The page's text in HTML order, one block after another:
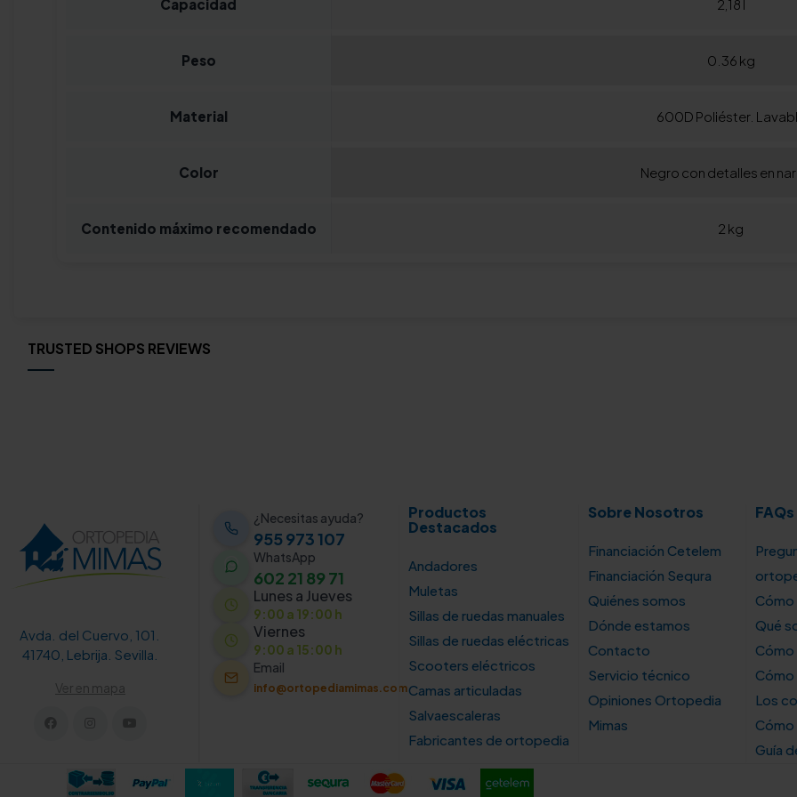
Capacidad 2,18 l
Peso 0.36 kg
Material 600D Poliéster.
Color Negro con detalles en
Contenido máximo recomendado 2 kg
TRUSTED SHOPS REVIEWS
Avda. del Cuervo, 101.
41740, Lebrija. Sevilla.
Ver en mapa
¿Necesitas ayuda?
955 973 107
WhatsApp
602 21 89 71
Lunes a Jueves
9:00 a 19:00 h
Viernes
9:00 a 15:00 h
Email
info@ortopediamimas.com
Productos
Destacados
Andadores
Muletas
Sillas de ruedas manuales
Sillas de ruedas eléctricas
Scooters eléctricos
Camas articuladas
Salvaescaleras
Fabricantes de ortopedia
Sobre Nosotros
Financiación Cetelem
Financiación Sequra
Quiénes somos
Dónde estamos
Contacto
Servicio técnico
Opiniones Ortopedia
Mimas
FAQs
Cómo
Qué
Cómo
Cómo
Los
Cómo
Guía